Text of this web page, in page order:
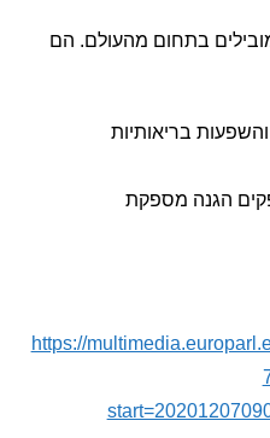
מהעולם. הם
https://